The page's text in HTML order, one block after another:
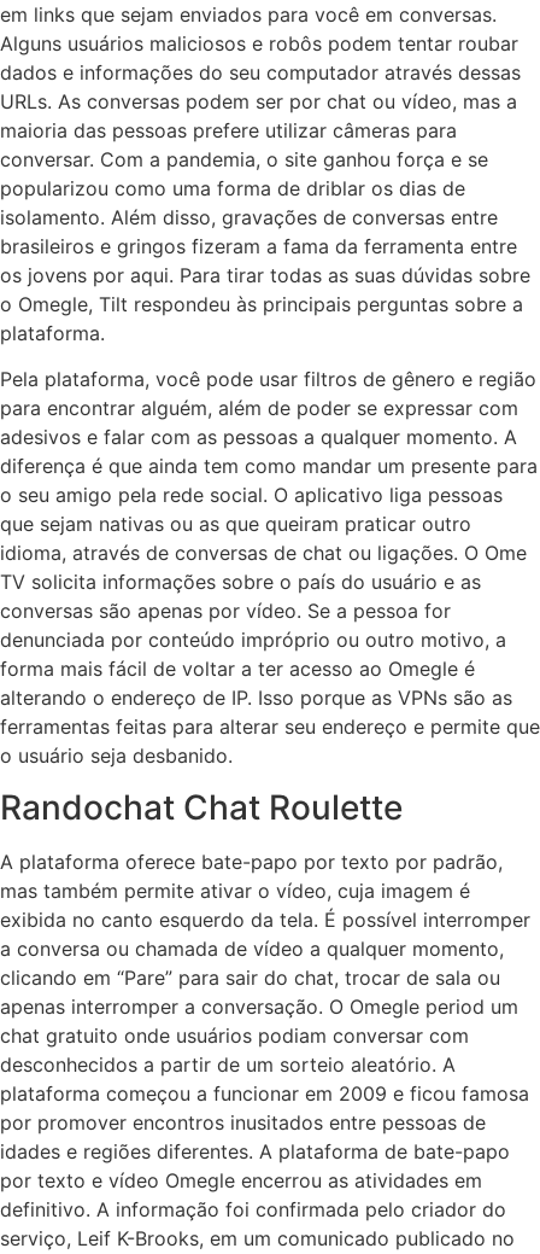
em links que sejam enviados para você em conversas.
Alguns usuários maliciosos e robôs podem tentar roubar
dados e informações do seu computador através dessas
URLs. As conversas podem ser por chat ou vídeo, mas a
maioria das pessoas prefere utilizar câmeras para
conversar. Com a pandemia, o site ganhou força e se
popularizou como uma forma de driblar os dias de
isolamento. Além disso, gravações de conversas entre
brasileiros e gringos fizeram a fama da ferramenta entre
os jovens por aqui. Para tirar todas as suas dúvidas sobre
o Omegle, Tilt respondeu às principais perguntas sobre a
plataforma.
Pela plataforma, você pode usar filtros de gênero e região
para encontrar alguém, além de poder se expressar com
adesivos e falar com as pessoas a qualquer momento. A
diferença é que ainda tem como mandar um presente para
o seu amigo pela rede social. O aplicativo liga pessoas
que sejam nativas ou as que queiram praticar outro
idioma, através de conversas de chat ou ligações. O Ome
TV solicita informações sobre o país do usuário e as
conversas são apenas por vídeo. Se a pessoa for
denunciada por conteúdo impróprio ou outro motivo, a
forma mais fácil de voltar a ter acesso ao Omegle é
alterando o endereço de IP. Isso porque as VPNs são as
ferramentas feitas para alterar seu endereço e permite que
o usuário seja desbanido.
Randochat Chat Roulette
A plataforma oferece bate-papo por texto por padrão,
mas também permite ativar o vídeo, cuja imagem é
exibida no canto esquerdo da tela. É possível interromper
a conversa ou chamada de vídeo a qualquer momento,
clicando em “Pare” para sair do chat, trocar de sala ou
apenas interromper a conversação. O Omegle period um
chat gratuito onde usuários podiam conversar com
desconhecidos a partir de um sorteio aleatório. A
plataforma começou a funcionar em 2009 e ficou famosa
por promover encontros inusitados entre pessoas de
idades e regiões diferentes. A plataforma de bate-papo
por texto e vídeo Omegle encerrou as atividades em
definitivo. A informação foi confirmada pelo criador do
serviço, Leif K-Brooks, em um comunicado publicado no